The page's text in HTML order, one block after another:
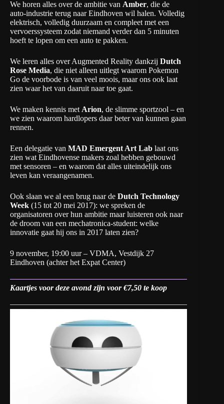
We horen alles over de ambitie van Amber, die de
auto-industrie terug naar Eindhoven wil halen. Volledig
elektrisch, volledig duurzaam en compleet met een
vervoerssysteem zodat niemand verder dan 5 minuten
hoeft te lopen om een auto te pakken.
We leren alles over Augmented Reality dankzij Dutch
Rose Media, die niet alleen uitlegt waarom Pokemon
Go de voorbode is van veel moois, maar ons ook laat
zien waar het van daaruit naar toe gaat.
We maken kennis met Arion, de slimme sportzool – en
we zien waarom hardlopers daar beter van kunnen gaan
rennen.
Een delegatie van MAD Emergent Art Lab laat ons
zien wat Eindhovense makers zoal hebben gebouwd
met sensoren – en waarom dat alles uiteindelijk ons
leven kan veraangenamen.
Ook slaan we al een brug naar de Dutch Technology
Week (15 tot 20 mei 2017): we spreken de
organisatoren over hun ambitie maar luisteren ook naar
de droom van een mechatronica-student: welke
innovatie gaat hij ons in 2017 laten zien?
9 november, 19:00 uur – VDMA, Vestdijk 27
Eindhoven (achter het Expat Center)
Kaartjes voor deze avond zijn voor €7,50 te koop